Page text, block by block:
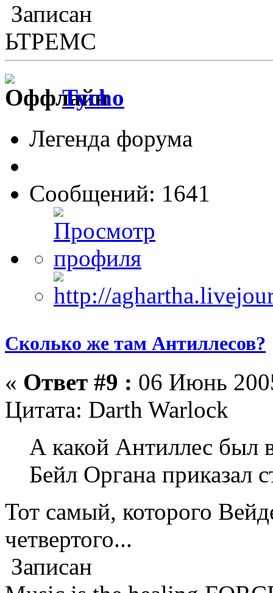
Записан
ЬТРЕМС
Tycho
Легенда форума
Сообщений: 1641
Сколько же там Антиллесов?
« Ответ #9 : 06 Июнь
Цитата: Darth Warlock
А какой Антиллес был
Бейл Органа приказал
Тот самый, которого
четвертого...
Записан